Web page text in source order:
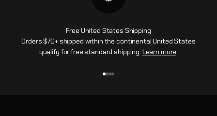
Free United States Shipping
Orders $70+ shipped within the continental United States
qualify for free standard shipping. Learn more.